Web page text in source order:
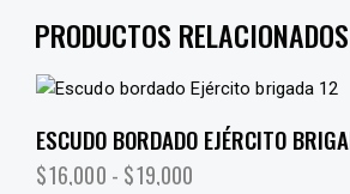
PRODUCTOS RELACIONADOS
ESCUDO BORDADO EJÉRCITO
$16,000 - $19,000